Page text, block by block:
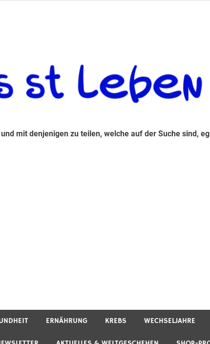
mit denjenigen zu teilen, welche auf der Suche sind,
ERNÄHRUNG KREBS WECHSELJAHRE